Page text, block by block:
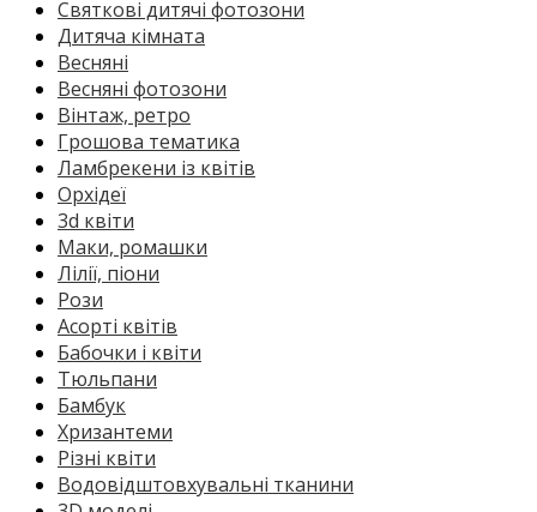
Святкові дитячі фотозони
Дитяча кімната
Весняні
Весняні фотозони
Вінтаж, ретро
Грошова тематика
Ламбрекени із квітів
Орхідеї
3d квіти
Маки, ромашки
Лілії, піони
Рози
Асорті квітів
Бабочки і квіти
Тюльпани
Бамбук
Хризантеми
Різні квіти
Водовідштовхувальні тканини